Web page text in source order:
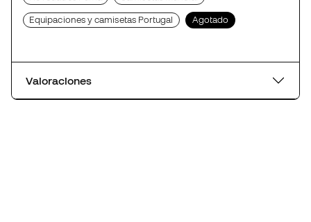
Equipaciones y camisetas Portugal Agotado
Valoraciones